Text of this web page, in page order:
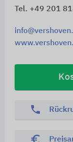
Tel. +49 201
phone
euro_symbol